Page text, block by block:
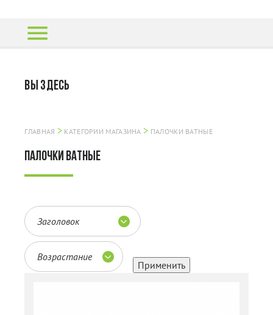
menu
ВЫ ЗДЕСЬ
ГЛАВНАЯ > КАТЕГОРИИ МАГАЗИНА > ПАЛОЧКИ ВАТНЫЕ
ПАЛОЧКИ ВАТНЫЕ